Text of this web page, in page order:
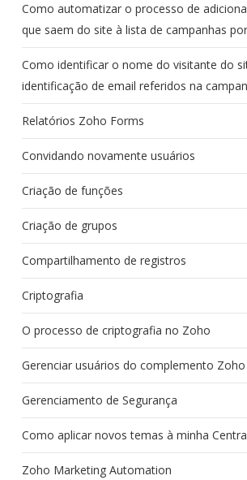
Como automatizar o processo de
que saem do site à lista de campanhas
Como identificar o nome do visitante do
identificação de email referidos na
Relatórios Zoho Forms
Convidando novamente usuários
Criação de funções
Criação de grupos
Compartilhamento de registros
Criptografia
O processo de criptografia no Zoho
Gerenciar usuários do complemento
Gerenciamento de Segurança
Como aplicar novos temas à minha
Zoho Marketing Automation